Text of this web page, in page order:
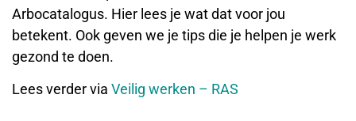
Arbocatalogus. Hier lees je wat dat voor jou
betekent. Ook geven we je tips die je helpen je werk
gezond te doen.
Lees verder via Veilig werken – RAS